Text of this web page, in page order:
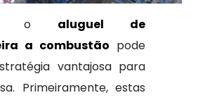
o aluguel de
a combustão pode
vantajosa para
Primeiramente, estas